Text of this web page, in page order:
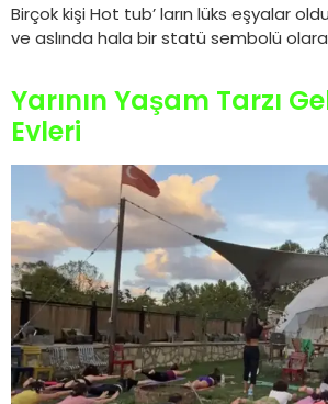
Birçok kişi Hot tub’ ların lüks eşyalar
ve aslında hala bir statü sembolü
Yarının Yaşam Tarzı
Evleri